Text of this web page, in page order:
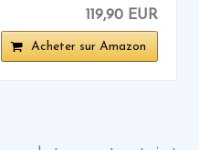
119,90 EUR
Acheter sur Amazon